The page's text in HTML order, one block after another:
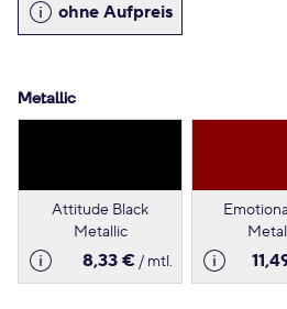
ohne Aufpreis
Metallic
Attitude Black
Metallic
8,33 €/ mtl.